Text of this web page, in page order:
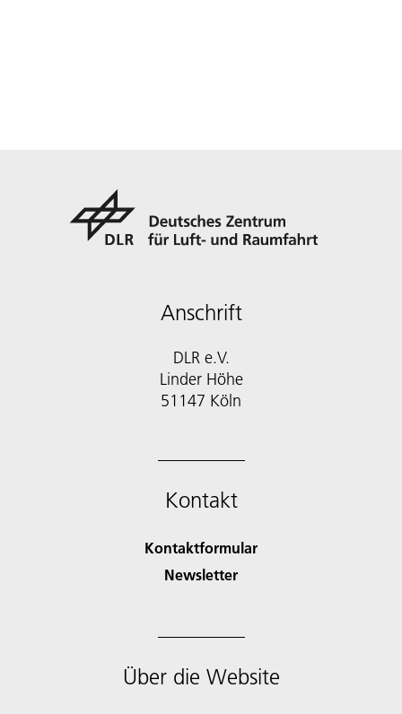
Anschrift
DLR e.V.
Linder Höhe
51147 Köln
Kontakt
Kontaktformular
Newsletter
Über die Website